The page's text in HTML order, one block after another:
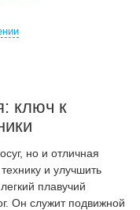
ключ к
но и отличная
и улучшить
плавучий
Он служит подвижной